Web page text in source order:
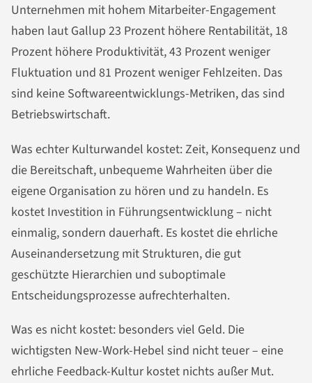
Unternehmen mit hohem Mitarbeiter-Engagement
haben laut Gallup 23 Prozent höhere Rentabilität, 18
Prozent höhere Produktivität, 43 Prozent weniger
Fluktuation und 81 Prozent weniger Fehlzeiten. Das
sind keine Softwareentwicklungs-Metriken, das sind
Betriebswirtschaft.
Was echter Kulturwandel kostet: Zeit, Konsequenz und
die Bereitschaft, unbequeme Wahrheiten über die
eigene Organisation zu hören und zu handeln. Es
kostet Investition in Führungsentwicklung – nicht
einmalig, sondern dauerhaft. Es kostet die ehrliche
Auseinandersetzung mit Strukturen, die gut
geschützte Hierarchien und suboptimale
Entscheidungsprozesse aufrechterhalten.
Was es nicht kostet: besonders viel Geld. Die
wichtigsten New-Work-Hebel sind nicht teuer – eine
ehrliche Feedback-Kultur kostet nichts außer Mut.